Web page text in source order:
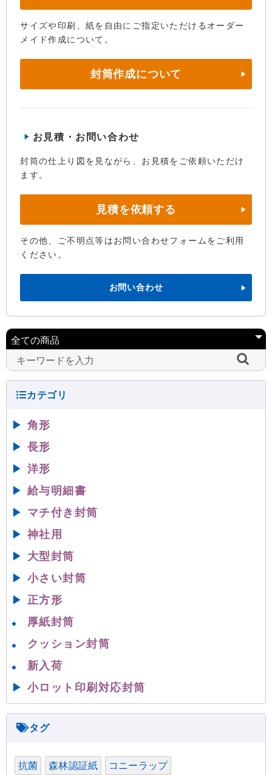
サイズや印刷、紙を自由にご指定いただけるオーダー
メイド作成について。
封筒作成について
お見積・お問い合わせ
封筒の仕上り図を見ながら、お見積をご依頼いただけ
ます。
見積を依頼する
その他、ご不明点等はお問い合わせフォームをご利用
ください。
お問い合わせ
▶ 角形
▶ 長形
▶ 洋形
▶ 給与明細書
▶ マチ付き封筒
▶ 神社用
▶ 大型封筒
▶ 小さい封筒
▶ 正方形
◆ 厚紙封筒
◆ クッション封筒
◆
新入荷
▶ 小ロット印刷対応封筒
抗菌 森林認証紙 コニーラップ